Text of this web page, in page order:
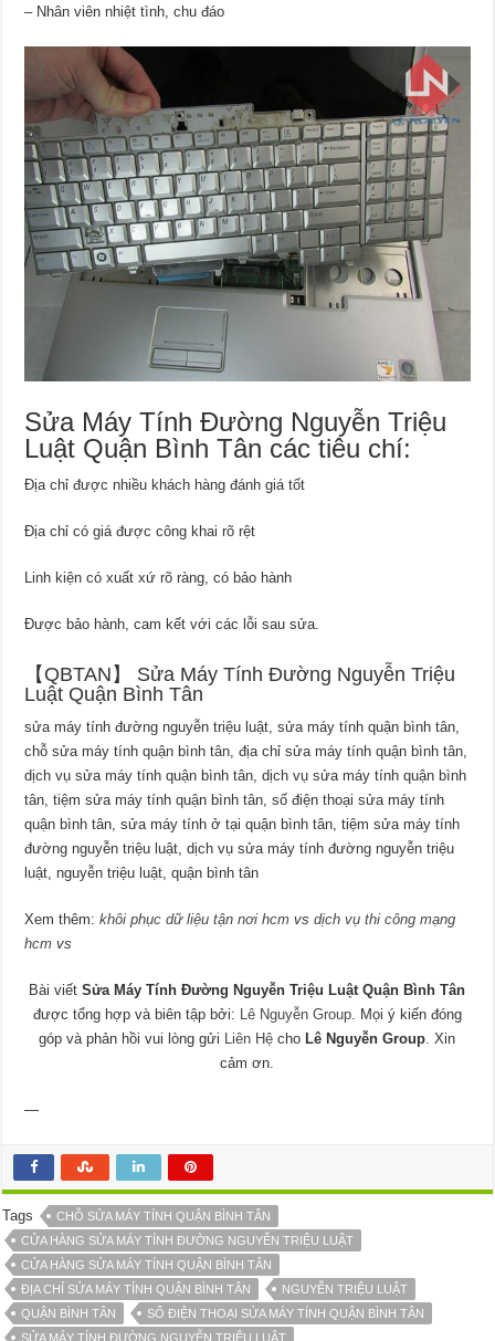
– Nhân viên nhiệt tình, chu đáo
Sửa Máy Tính Đường Nguyễn Triệu
Luật Quận Bình Tân các tiêu chí:
Địa chỉ được nhiều khách hàng đánh giá tốt
Địa chỉ có giá được công khai rõ rệt
Linh kiện có xuất xứ rõ ràng, có bảo hành
Được bảo hành, cam kết với các lỗi sau sửa.
【QBTAN】 Sửa Máy Tính Đường Nguyễn Triệu
Luật Quận Bình Tân
sửa máy tính đường nguyễn triệu luật, sửa máy tính quận bình tân,
chỗ sửa máy tính quận bình tân, địa chỉ sửa máy tính quận bình tân,
dịch vụ sửa máy tính quận bình tân, dịch vụ sửa máy tính quận bình
tân, tiệm sửa máy tính quận bình tân, số điện thoại sửa máy tính
quận bình tân, sửa máy tính ở tại quận bình tân, tiệm sửa máy tính
đường nguyễn triệu luật, dịch vụ sửa máy tính đường nguyễn triệu
luật, nguyễn triệu luật, quận bình tân
Xem thêm:khôi phục dữ liệu tận nơi hcm vsdịch vụ thi công mạng
hcm vs
Bài viếtSửa Máy Tính Đường Nguyễn Triệu Luật Quận Bình Tân
được tổng hợp và biên tập bởi: Lê Nguyễn Group. Mọi ý kiến đóng
góp và phản hồi vui lòng gửi Liên Hệ choLê Nguyễn Group . Xin
cảm ơn.
—
Tags
CHỖ SỬA MÁY TÍNH QUẬN BÌNH TÂN
CỬA HÀNG SỬA MÁY TÍNH ĐƯỜNG NGUYỄN TRIỆU LUẬT
CỬA HÀNG SỬA MÁY TÍNH QUẬN BÌNH TÂN
ĐỊA CHỈ SỬA MÁY TÍNH QUẬN BÌNH TÂN
NGUYỄN TRIỆU LUẬT
QUẬN BÌNH TÂN
SỐ ĐIỆN THOẠI SỬA MÁY TÍNH QUẬN BÌNH TÂN
SỬA MÁY TÍNH ĐƯỜNG NGUYỄN TRIỆU LUẬT